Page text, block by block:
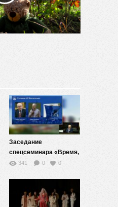
видео
Заседание
спецсеминара «Время,
хаос и математические
профессора
А.Г.Костюченко
341 0 0